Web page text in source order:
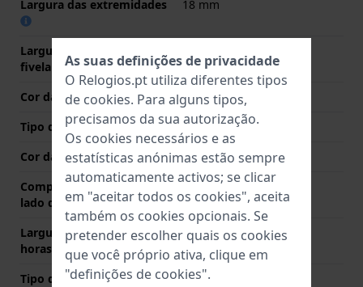
Largura das extremidades 18 mm
Largura da bracelete na
fivela
Cor da bracelete
Branco
Tipo de Fecho
Nenhum
Cor da fivela
N/A
Comprimento de banda no
lado das 12 horas
85 mm
Largura de banda lado 6
horas (mm)
85 mm
Tipo de montagem
Pinos de pressão
As suas definições de privacidade
O Relogios.pt utiliza diferentes tipos
de cookies. Para alguns tipos,
precisamos da sua autorização.
Os cookies necessários e as
estatísticas anónimas estão sempre
automaticamente activos; se clicar
em "aceitar todos os cookies", aceita
também os cookies opcionais. Se
pretender escolher quais os cookies
que você próprio ativa, clique em
"definições de cookies".